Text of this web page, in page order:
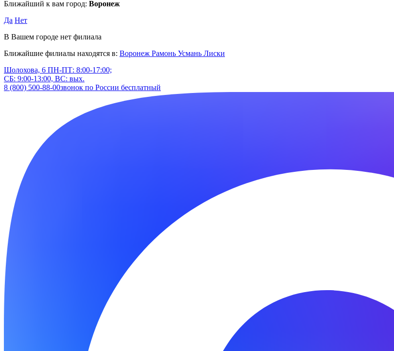
Ближайший к вам город: Воронеж
Да Нет
В Вашем городе нет филиала
Ближайшие филиалы находятся в: Воронеж Рамонь Усмань Лиски
Шолохова, 6 ПН-ПТ: 8:00-17:00;
СБ: 9:00-13:00, ВС: вых.
8 (800) 500-88-00звонок по России бесплатный